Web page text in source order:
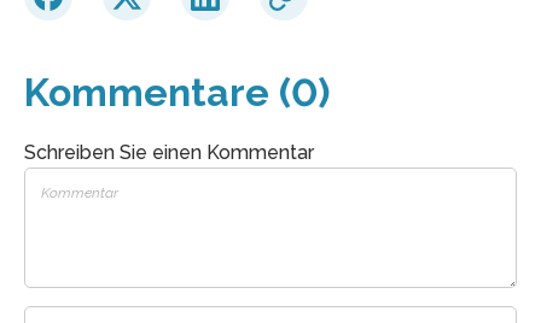
Kommentare (0)
Schreiben Sie einen Kommentar